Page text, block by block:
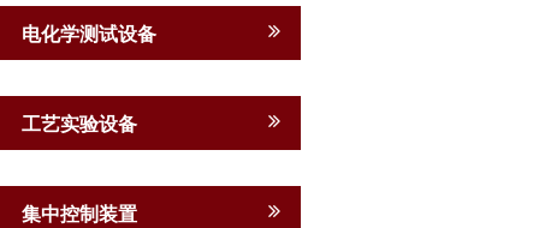
电化学测试设备
工艺实验设备
集中控制装置